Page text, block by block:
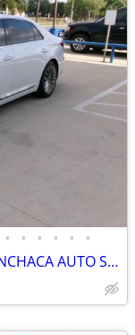
• • • • • •
2017 GENESIS G90 PREMIUM (3.3) MENCHACA AUTO SALES